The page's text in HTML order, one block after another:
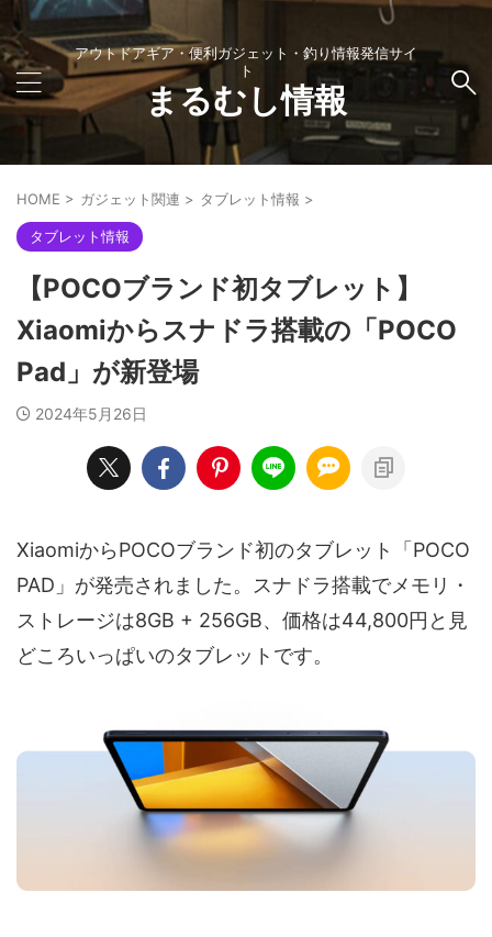
アウトドアギア・便利ガジェット・釣り情報発信サイ
ト
まるむし情報
HOME > ガジェット関連 > タブレット情報 >
タブレット情報
【POCOブランド初タブレット】
Xiaomiからスナドラ搭載の「POCO
Pad」が新登場
2024年5月26日
XiaomiからPOCOブランド初のタブレット「POCO
PAD」が発売されました。スナドラ搭載でメモリ・
ストレージは8GB + 256GB、価格は44,800円と見
どころいっぱいのタブレットです。